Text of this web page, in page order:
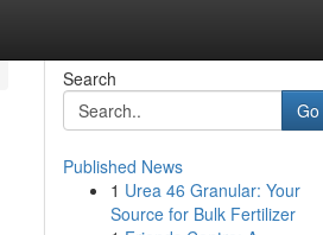
Search
Go
Published News
1 Urea 46 Granular: Your
Source for Bulk Fertilizer